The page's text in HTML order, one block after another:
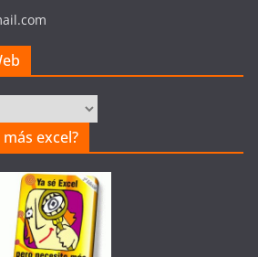
excel?